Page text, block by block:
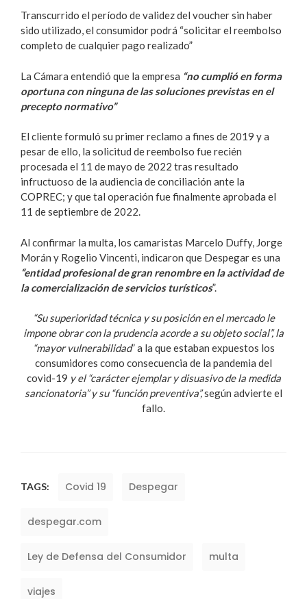
Transcurrido el período de validez del voucher sin haber
sido utilizado, el consumidor podrá “solicitar el reembolso
completo de cualquier pago realizado”
La Cámara entendió que la empresa “no cumplió en forma
oportuna con ninguna de las soluciones previstas en el
precepto normativo”
El cliente formuló su primer reclamo a fines de 2019 y a
pesar de ello, la solicitud de reembolso fue recién
procesada el 11 de mayo de 2022 tras resultado
infructuoso de la audiencia de conciliación ante la
COPREC; y que tal operación fue finalmente aprobada el
11 de septiembre de 2022.
Al confirmar la multa, los camaristas Marcelo Duffy, Jorge
Morán y Rogelio Vincenti, indicaron que Despegar es una
“entidad profesional de gran renombre en la actividad de
la comercialización de servicios turísticos”.
“Su superioridad técnica y su posición en el mercado le
impone obrar con la prudencia acorde a su objeto social”, la
“mayor vulnerabilidad” a la que estaban expuestos los
consumidores como consecuencia de la pandemia del
covid-19 y el “carácter ejemplar y disuasivo de la medida
sancionatoria” y su “función preventiva”,según advierte el
fallo.
TAGS: Covid 19 Despegar
despegar.com
Ley de Defensa del Consumidor multa
viajes